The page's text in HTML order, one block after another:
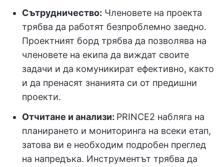
Сътрудничество: Членовете на проекта
трябва да работят безпроблемно заедно.
Проектният борд трябва да позволява на
членовете на екипа да виждат своите
задачи и да комуникират ефективно, както
и да пренасят знанията си от предишни
проекти.
Отчитане и анализи: PRINCE2 набляга на
планирането и мониторинга на всеки етап,
затова ви е необходим подробен преглед
на напредъка. Инструментът трябва да